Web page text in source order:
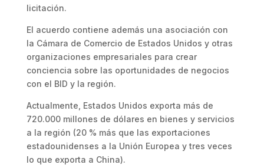
licitación.
El acuerdo contiene además una asociación con
la Cámara de Comercio de Estados Unidos y otras
organizaciones empresariales para crear
conciencia sobre las oportunidades de negocios
con el BID y la región.
Actualmente, Estados Unidos exporta más de
720.000 millones de dólares en bienes y servicios
a la región (20 % más que las exportaciones
estadounidenses a la Unión Europea y tres veces
lo que exporta a China).